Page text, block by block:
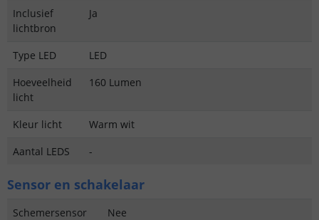
Inclusief
lichtbron
Ja
Type LED
LED
Hoeveelheid
licht
160 Lumen
Kleur licht
Warm wit
Aantal LEDS
-
Sensor en schakelaar
Schemersensor
Nee